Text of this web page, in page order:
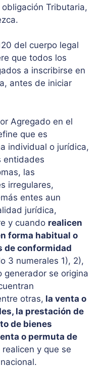
Tributaria,
del cuerpo legal
que todos los
a inscribirse en
antes de iniciar
Agregado en el
que es
individual o jurídica,
entidades
las
irregulares,
entes aun
jurídica,
y cuando realicen
forma habitual o
de conformidad
3 numerales 1), 2),
generador se origina
otras, la venta o
la prestación de
de bienes
o permuta de
realicen y que se